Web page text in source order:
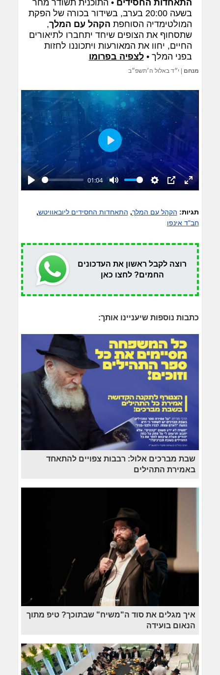
התאחדות החסידים • התוכנית תשודר מחר
בשעה 20:00 בערב, בשידור בכורה של הפקת
המולטימדיה הסוחפת הקהל עם המלך,
שתסחוף את הצופים שיחד יתחברו לתיאורים
החיים, יחוו את המאורעות ויתכוננו לחזות
בפני המלך •לצפיה בפרומו
מנחם י״ד באלול ה׳תשפ״ב
Play
01:04
Mute Settings PIPEnter
Play
תגיות: הקהל עם המלך, התאחדות החסידים ליובאוויטש,
חב"ד אינפו
רוצה לקבל ראשון את העדכונים
החמים? לחצו כאן
כתבות נוספות שיעניינו אותך:
שבת מברכים אלול: רבבות צפויים להתאחד
באמירת התהילים
איך מגלים את סוד ה"משיח" שבתוכך? טיפ מתוך
הנאום בועידה